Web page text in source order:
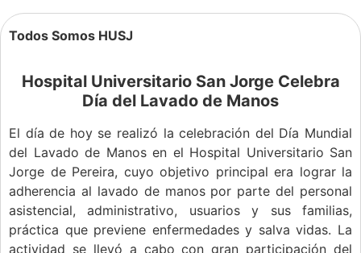
Todos Somos HUSJ
Hospital Universitario San Jorge Celebra
Día del Lavado de Manos
El día de hoy se realizó la celebración del Día Mundial
del Lavado de Manos en el Hospital Universitario San
Jorge de Pereira, cuyo objetivo principal era lograr la
adherencia al lavado de manos por parte del personal
asistencial, administrativo, usuarios y sus familias,
práctica que previene enfermedades y salva vidas. La
actividad se llevó a cabo con gran participación del